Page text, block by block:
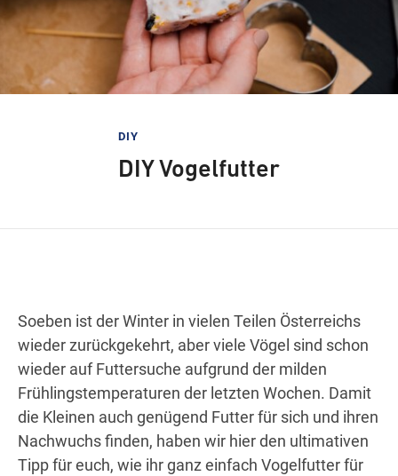
Freitag
FREITAG 09:00
Samstag
SAMSTAG 09:00—18:00
Wegbeschreibung
DIY
DIY Vogelfutter
Soeben ist der Winter in vielen Teilen Österreichs
wieder zurückgekehrt, aber viele Vögel sind schon
wieder auf Futtersuche aufgrund der milden
Frühlingstemperaturen der letzten Wochen. Damit
die Kleinen auch genügend Futter für sich und ihren
Nachwuchs finden, haben wir hier den ultimativen
Tipp für euch, wie ihr ganz einfach Vogelfutterfür